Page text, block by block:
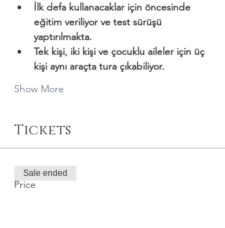
İlk defa kullanacaklar için öncesinde
eğitim veriliyor ve test sürüşü
yaptırılmakta.
Tek kişi, iki kişi ve çocuklu aileler için üç
kişi aynı araçta tura çıkabiliyor.
Show More
Tickets
Price
Sale ended